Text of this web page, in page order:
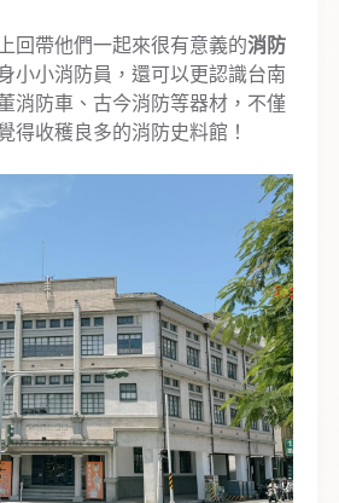
回帶他們一起來很有意義的消防
小小消防員，還可以更認識台南
消防車、古今消防等器材，不僅
得收穫良多的消防史料館！